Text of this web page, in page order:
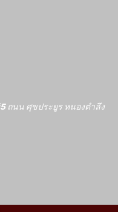
ถนน ศุขประยูร หนองตำลึง